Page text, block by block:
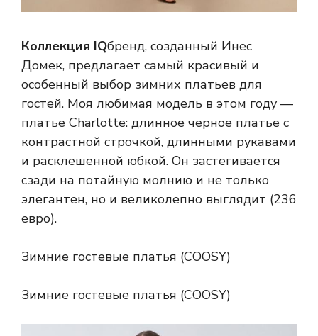
Коллекция IQбренд, созданный Инес
Домек, предлагает самый красивый и
особенный выбор зимних платьев для
гостей. Моя любимая модель в этом году —
платье Charlotte: длинное черное платье с
контрастной строчкой, длинными рукавами
и расклешенной юбкой. Он застегивается
сзади на потайную молнию и не только
элегантен, но и великолепно выглядит (236
евро).
Зимние гостевые платья (COOSY)
Зимние гостевые платья (COOSY)